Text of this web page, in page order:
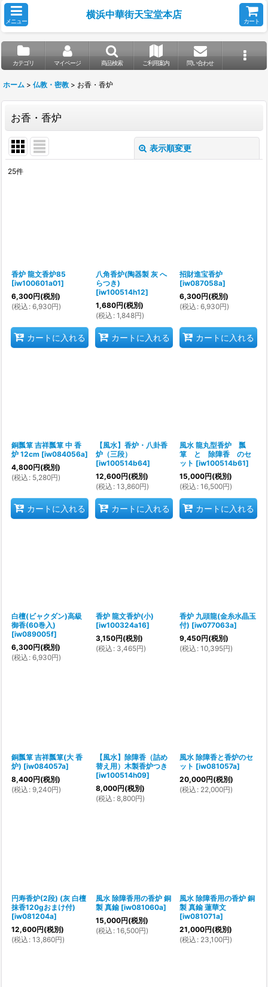
メニュー
横浜中華街天宝堂本店
カート
カテゴリ マイページ 商品検索 ご利用案内 問い合わせ
ホーム > 仏教・密教 > お香・香炉
お香・香炉
表示順変更
25件
香炉 龍文香炉85
[iw100601a01]
6,300円(税別)
(税込 : 6,930円)
カートに入れる
八角香炉(陶器製 灰 へ
らつき)
[iw100514h12]
1,680円(税別)
(税込 : 1,848円)
カートに入れる
招財進宝香炉
[iw087058a]
6,300円(税別)
(税込 : 6,930円)
カートに入れる
銅瓢箪 吉祥瓢箪 中 香
炉 12cm [iw084056a]
4,800円(税別)
(税込 : 5,280円)
カートに入れる
【風水】香炉・八卦香
炉（三段）
[iw100514b64]
12,600円(税別)
(税込 : 13,860円)
カートに入れる
風水 龍丸型香炉 瓢
箪 と 除障香 のセ
ット [iw100514b61]
15,000円(税別)
(税込 : 16,500円)
カートに入れる
白檀(ビャクダン)高級
御香(60巻入)
[iw089005f]
6,300円(税別)
(税込 : 6,930円)
香炉 龍文香炉(小)
[iw100324a16]
3,150円(税別)
(税込 : 3,465円)
香炉 九頭龍(金糸水晶玉
付) [iw077063a]
9,450円(税別)
(税込 : 10,395円)
銅瓢箪 吉祥瓢箪(大 香
炉) [iw084057a]
8,400円(税別)
(税込 : 9,240円)
【風水】除障香（詰め
替え用）木製香炉つき
[iw100514h09]
8,000円(税別)
(税込 : 8,800円)
風水 除障香と香炉のセ
ット [iw081057a]
20,000円(税別)
(税込 : 22,000円)
円寿香炉(2段) (灰 白檀
抹香120gおまけ付)
[iw081204a]
12,600円(税別)
(税込 : 13,860円)
風水 除障香用の香炉 銅
製 真鍮 [iw081060a]
15,000円(税別)
(税込 : 16,500円)
風水 除障香用の香炉 銅
製 真鍮 蓮華文
[iw081071a]
21,000円(税別)
(税込 : 23,100円)